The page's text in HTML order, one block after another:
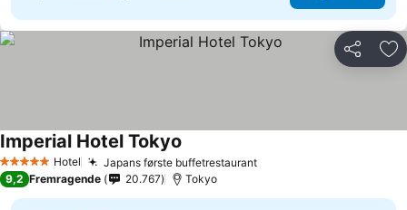
Del
5 Stjerner Hotel Japans første buffetrestaurant
Imperial Hotel Tokyo
9,2 Fremragende 20.767 Tokyo